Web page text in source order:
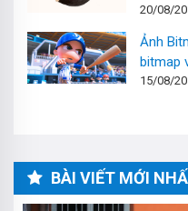
20/08/
Ảnh
bitmap
15/08/
BÀI VIẾT MỚI